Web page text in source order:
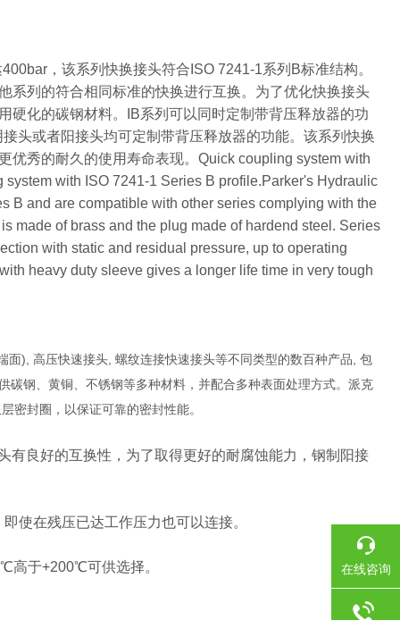
，该系列快换接头符合ISO 7241-1系列B标准结构。
系列的符合相同标准的快换进行互换。为了优化快换接头
硬化的碳钢材料。IB系列可以同时定制带背压释放器的功
头或者阳接头均可定制带背压释放器的功能。该系列快换
优秀的耐久的使用寿命表现。Quick coupling system with
with ISO 7241-1 Series B profile.Parker's Hydraulic
B and are compatible with other series complying with the
made of brass and the plug made of hardend steel. Series
with static and residual pressure, up to operating
heavy duty sleeve gives a longer life time in very tough
), 高压快速接头, 螺纹连接快速接头等不同类型的数百种产品, 包
钢、黄铜、不锈钢等多种材料，并配合多种表面处理方式。派克
密封圈，以保证可靠的密封性能。
有良好的互换性，为了取得更好的耐腐蚀能力，钢制阳接
使在残压已达工作压力也可以连接。
高于+200℃可供选择。
在线咨询